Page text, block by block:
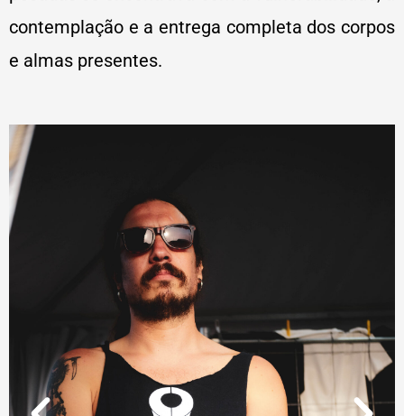
contemplação e a entrega completa dos corpos
e almas presentes.